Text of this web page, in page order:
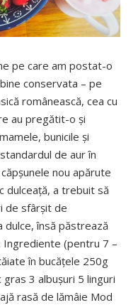
pe care am postat-o
conservata – pe
românească, cea cu
au pregătit-o şi
bunicile şi
de aur în
nou apărute
dulceaţă, a trebuit să
de sfârşit de
dulce, însă păstrează
(pentru 7 –
în bucăţele 250g
3 albuşuri 5 linguri
rasă de lămâie Mod